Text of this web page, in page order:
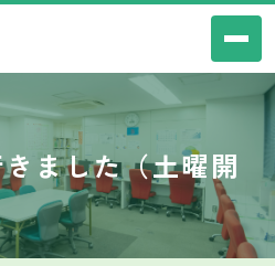
ました（土曜開